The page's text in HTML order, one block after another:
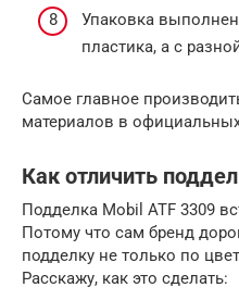
Упаковка
пластика, а с
Самое главное
материалов в
Как отличить
Подделка Mobil ATF 3309
Потому что сам бренд
подделку не только по
Расскажу, как это сделать: